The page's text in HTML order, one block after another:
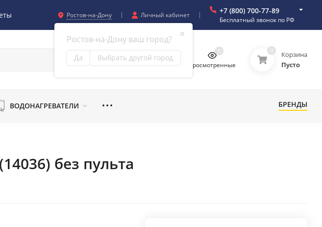
Ростов-на-Дону
✖
Ростов-на-Дону ваш город?
Да Выбрать другой город
Личный кабинет +7 (800) 700-77-89
Бесплатный звонок по РФ
Просмотренные
0 0
Корзина
Пусто
ВОДОНАГРЕВАТЕЛИ БРЕНДЫ
без пульта